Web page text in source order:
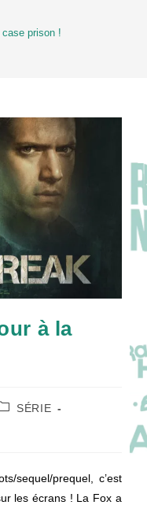
prison !
à la
SÉRIE
sequel/prequel, c’est
les écrans ! La Fox a